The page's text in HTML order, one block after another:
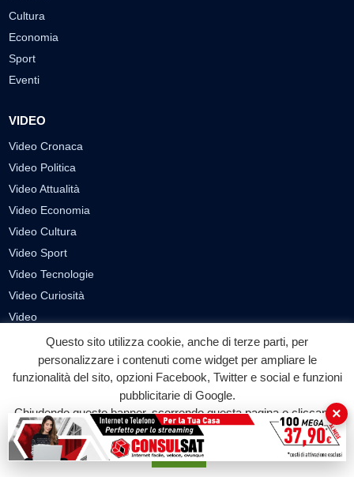
Cultura
Economia
Sport
Eventi
VIDEO
Video Cronaca
Video Politica
Video Attualità
Video Economia
Video Cultura
Video Sport
Video Tecnologie
Video Curiosità
Video
PUBBLICITÀ
Richiesta pubblicazione articoli/banner
SEGUICI SUI SOCIAL
f ◎
Questo sito utilizza cookie, anche di terze parti, per
personalizzare i contenuti come widget per ampliare le
funzionalità del sito, opzioni Facebook, Twitter e social e funzioni
pubblicitarie di Google.
Chiudendo questo banner, scorrendo questa pagina o cliccando
su qualunque suo elemento acconsenti all'uso dei cookie.
Accetta
×